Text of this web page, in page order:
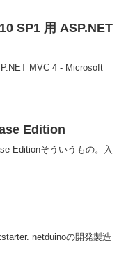
SP1 用 ASP.NET
MVC 4 - Microsoft
Edition
Editionそういうもの。入
netduinoの開発製造